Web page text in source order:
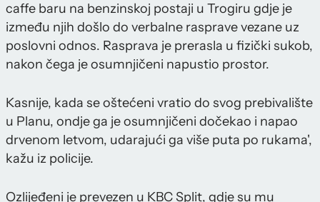
caffe baru na benzinskoj postaji u Trogiru gdje je
između njih došlo do verbalne rasprave vezane uz
poslovni odnos. Rasprava je prerasla u fizički sukob,
nakon čega je osumnjičeni napustio prostor.
Kasnije, kada se oštećeni vratio do svog prebivalište
u Planu, ondje ga je osumnjičeni dočekao i napao
drvenom letvom, udarajući ga više puta po rukama',
kažu iz policije.
Ozlijeđeni je prevezen u KBC Split, gdje su mu